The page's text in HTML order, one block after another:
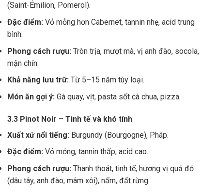
(Saint-Émilion, Pomerol).
Đặc điểm: Vỏ mỏng hơn Cabernet, tannin nhẹ, acid trung
bình.
Phong cách rượu: Tròn trịa, mượt mà, vị anh đào, socola,
mận chín.
Khả năng lưu trữ: Từ 5–15 năm tùy loại.
Món ăn gợi ý: Gà quay, vịt, pasta sốt cà chua, pizza.
3.3 Pinot Noir – Tinh tế và khó tính
Xuất xứ nổi tiếng: Burgundy (Bourgogne), Pháp.
Đặc điểm: Vỏ mỏng, tannin thấp, acid cao.
Phong cách rượu: Thanh thoát, tinh tế, hương vị quả đỏ
(dâu tây, anh đào, mâm xôi), nấm, đất rừng.